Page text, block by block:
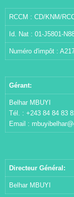
RCCM : CD/KNM/
Id. Nat : 01-J5801-
Numéro d'impôt :
Gérant:
Belhar MBUYI
Tél. : +243 84 84 83
Email :
Directeur Général:
Belhar MBUYI